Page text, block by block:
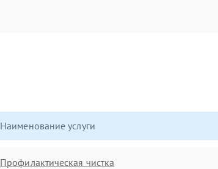
Наименование услуги
Профилактическая чистка